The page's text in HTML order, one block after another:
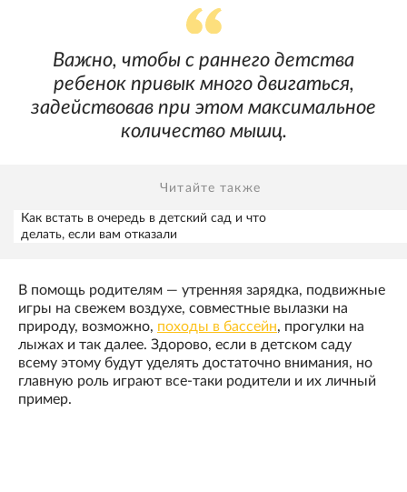
Важно, чтобы с раннего детства
ребенок привык много двигаться,
задействовав при этом максимальное
количество мышц.
Читайте также
Как встать в очередь в детский сад и что
делать, если вам отказали
В помощь родителям — утренняя зарядка, подвижные
игры на свежем воздухе, совместные вылазки на
природу, возможно, походы в бассейн, прогулки на
лыжах и так далее. Здорово, если в детском саду
всему этому будут уделять достаточно внимания, но
главную роль играют все-таки родители и их личный
пример.